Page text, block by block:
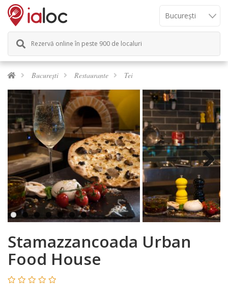
Rezervă online în peste 900 de localuri
București Restaurante Tei
Next
Stamazzancoada Urban
Food House